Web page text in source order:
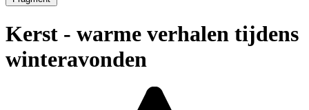
Kerst - warme verhalen tijdens
winteravonden